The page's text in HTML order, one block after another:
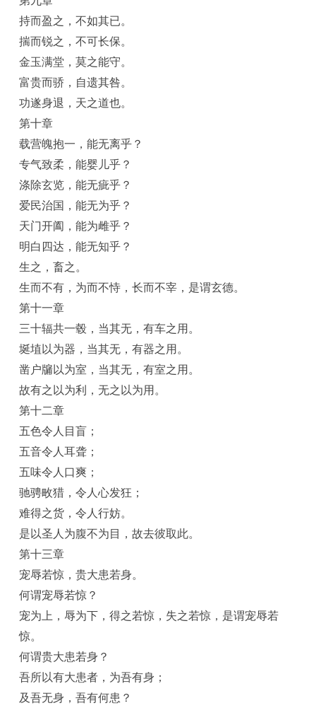
持而盈之，不如其已。
揣而锐之，不可长保。
金玉满堂，莫之能守。
富贵而骄，自遗其咎。
功遂身退，天之道也。
第十章
载营魄抱一，能无离乎？
专气致柔，能婴儿乎？
涤除玄览，能无疵乎？
爱民治国，能无为乎？
天门开阖，能为雌乎？
明白四达，能无知乎？
生之，畜之。
生而不有，为而不恃，长而不宰，是谓玄德。
第十一章
三十辐共一毂，当其无，有车之用。
埏埴以为器，当其无，有器之用。
凿户牖以为室，当其无，有室之用。
故有之以为利，无之以为用。
第十二章
五色令人目盲；
五音令人耳聋；
五味令人口爽；
驰骋畋猎，令人心发狂；
难得之货，令人行妨。
是以圣人为腹不为目，故去彼取此。
第十三章
宠辱若惊，贵大患若身。
何谓宠辱若惊？
宠为上，辱为下，得之若惊，失之若惊，是谓宠辱若
惊。
何谓贵大患若身？
吾所以有大患者，为吾有身；
及吾无身，吾有何患？